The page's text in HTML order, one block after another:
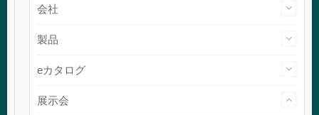
会社
製品
eカタログ
展示会